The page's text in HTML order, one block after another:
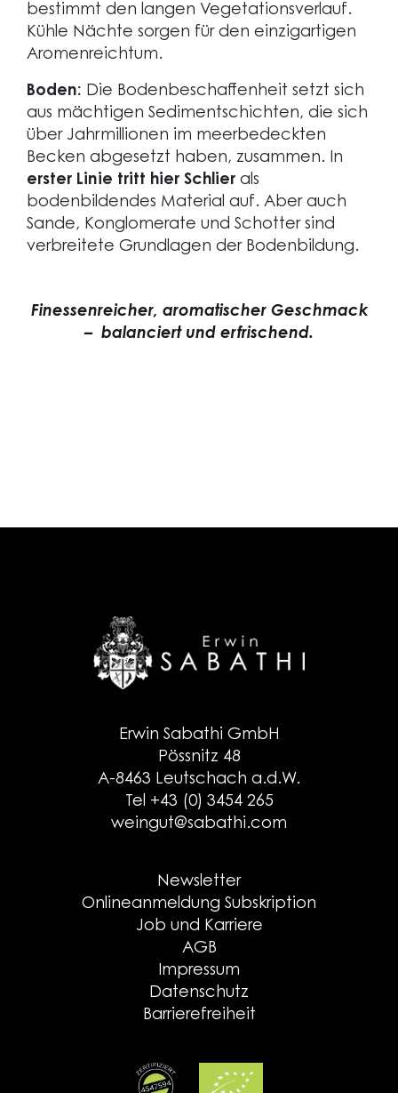
bestimmt den langen Vegetationsverlauf.
Kühle Nächte sorgen für den einzigartigen
Aromenreichtum.
Boden: Die Bodenbeschaffenheit setzt sich
aus mächtigen Sedimentschichten, die sich
über Jahrmillionen im meerbedeckten
Becken abgesetzt haben, zusammen. In
erster Linie tritt hier Schlier als
bodenbildendes Material auf. Aber auch
Sande, Konglomerate und Schotter sind
verbreitete Grundlagen der Bodenbildung.
Finessenreicher, aromatischer Geschmack
– balanciert und erfrischend.
Erwin Sabathi GmbH
Pössnitz 48
A-8463 Leutschach a.d.W.
Tel +43 (0) 3454 265
weingut@sabathi.com
Newsletter
Onlineanmeldung Subskription
Job und Karriere
AGB
Impressum
Datenschutz
Barrierefreiheit